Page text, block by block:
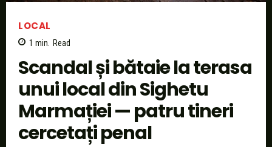
LOCAL
1 min. Read
Scandal și bătaie la terasa
unui local din Sighetu
Marmației — patru tineri
cercetați penal